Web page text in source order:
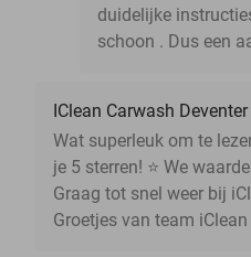
duidelijke
schoon . Dus een
IClean Carwash Deventer
Wat superleuk om te
je 5 sterren! ⭐ We
Graag tot snel weer bij
Groetjes van team iClean